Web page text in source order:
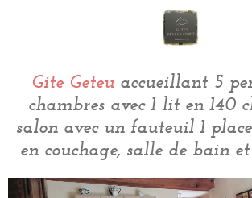
principalGite Geteu accueillant 5
chambres avec 1 lit en 140
salon avec un fauteuil 1
en couchage, salle de bain